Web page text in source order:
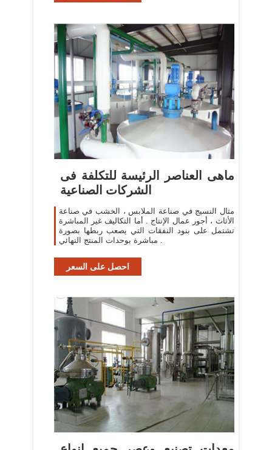
ماهى العناصر الرئيسة للتكلفة فى
الشركات الصناعية
مثال النسيج في صناعة الملابس ، الخشب في صناعة
الأثاث ، أجور عمال الإنتاج . أما التكاليف غير المباشرة
تشتمل على بنود النفقات التي يصعب ربطها بصورة
مباشرة بوحدات المنتج النهائي .
احصل على السعر